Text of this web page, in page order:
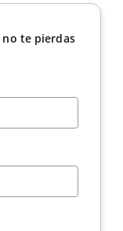
te pierdas